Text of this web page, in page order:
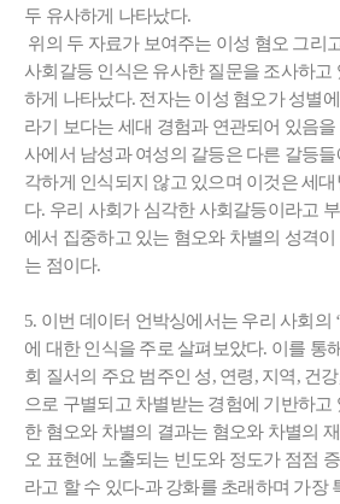
두 유사하게 나타났다.
위의 두 자료가 보여주는 이성 혐오 그리
사회갈등 인식은 유사한 질문을 조사하고
하게 나타났다. 전자는 이성 혐오가 성별
라기 보다는 세대 경험과 연관되어 있음
사에서 남성과 여성의 갈등은 다른 갈등
각하게 인식되지 않고 있으며 이것은 세
다. 우리 사회가 심각한 사회갈등이라고
에서 집중하고 있는 혐오와 차별의 성격
는 점이다.
5. 이번 데이터 언박싱에서는 우리 사회의
에 대한 인식을 주로 살펴보았다. 이를 통
회 질서의 주요 범주인 성, 연령, 지역, 건
으로 구별되고 차별받는 경험에 기반하고
한 혐오와 차별의 결과는 혐오와 차별의
오 표현에 노출되는 빈도와 정도가 점점
라고 할 수 있다-과 강화를 초래하며 가장